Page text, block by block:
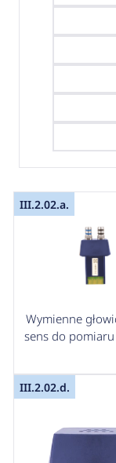
III.2.02.a.
Wymienne
sens do
III.2.02.d.